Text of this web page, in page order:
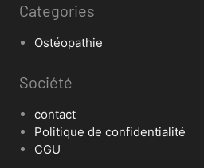
Categories
Ostéopathie
Société
contact
Politique de confidentialité
CGU